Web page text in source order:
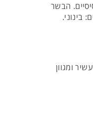
הבשר
ותפריט עשיר ומגוון